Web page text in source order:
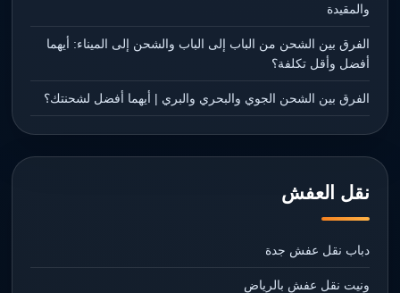
والمقيدة
الفرق بين الشحن من الباب إلى الباب والشحن إلى الميناء: أيهما
أفضل وأقل تكلفة؟
الفرق بين الشحن الجوي والبحري والبري | أيهما أفضل لشحنتك؟
نقل العفش
دباب نقل عفش جدة
ونيت نقل عفش بالرياض